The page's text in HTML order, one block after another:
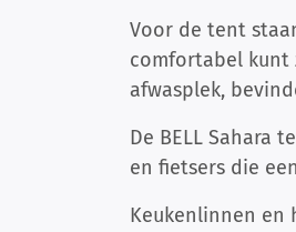
Voor de tent
comfortabel kunt
afwasplek,
De BELL Sahara
en fietsers die
Keukenlinnen en